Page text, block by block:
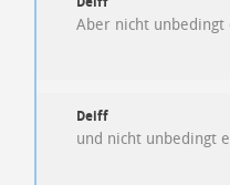
Aber nicht unbedingt
Deiff
und nicht unbedingt